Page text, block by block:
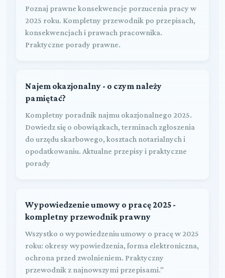
Poznaj prawne konsekwencje porzucenia pracy w
2025 roku. Kompletny przewodnik po przepisach,
konsekwencjach i prawach pracownika.
Praktyczne porady prawne.
Najem okazjonalny - o czym należy
pamiętać?
Kompletny poradnik najmu okazjonalnego 2025.
Dowiedz się o obowiązkach, terminach zgłoszenia
do urzędu skarbowego, kosztach notarialnych i
opodatkowaniu. Aktualne przepisy i praktyczne
porady
Wypowiedzenie umowy o pracę 2025 -
kompletny przewodnik prawny
Wszystko o wypowiedzeniu umowy o pracę w 2025
roku: okresy wypowiedzenia, forma elektroniczna,
ochrona przed zwolnieniem. Praktyczny
przewodnik z najnowszymi przepisami."